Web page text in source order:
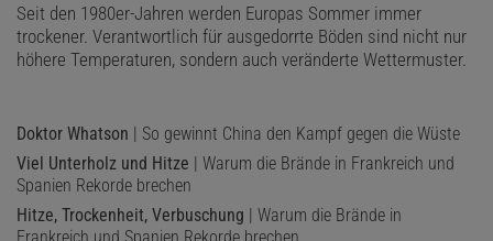
Seit den 1980er-Jahren werden Europas Sommer immer
trockener. Verantwortlich für ausgedorrte Böden sind nicht nur
höhere Temperaturen, sondern auch veränderte Wettermuster.
Doktor Whatson | So gewinnt China den Kampf gegen die Wüste
Viel Unterholz und Hitze | Warum die Brände in Frankreich und
Spanien Rekorde brechen
Hitze, Trockenheit, Verbuschung | Warum die Brände in